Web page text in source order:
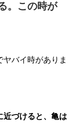
。この時が
バイ時がありま
近づけると、亀は